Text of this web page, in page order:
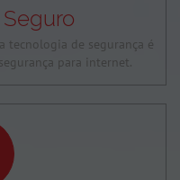
tecnologia de segurança é
para internet.